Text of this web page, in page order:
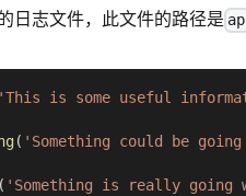
日志文件，此文件的路径是
'This is some useful
( 'Something could be
( 'Something is really going